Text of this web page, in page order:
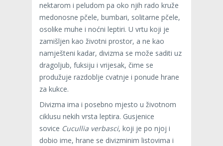
nektarom i peludom pa oko njih rado kruže
medonosne pčele, bumbari, solitarne pčele,
osolike muhe i noćni leptiri. U vrtu koji je
zamišljen kao životni prostor, a ne kao
namješteni kadar, divizma se može saditi uz
dragoljub, fuksiju i vrijesak, čime se
produžuje razdoblje cvatnje i ponude hrane
za kukce.
Divizma ima i posebno mjesto u životnom
ciklusu nekih vrsta leptira. Gusjenice
sovice Cucullia verbasci, koji je po njoj i
dobio ime, hrane se divizminim listovima i